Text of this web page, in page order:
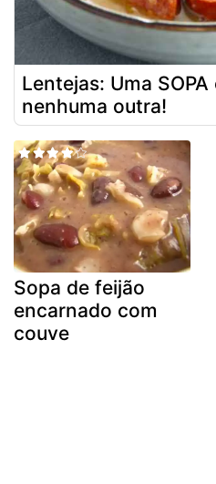
Lentejas: Uma
nenhuma outra!
Sopa de feijão
encarnado com
couve